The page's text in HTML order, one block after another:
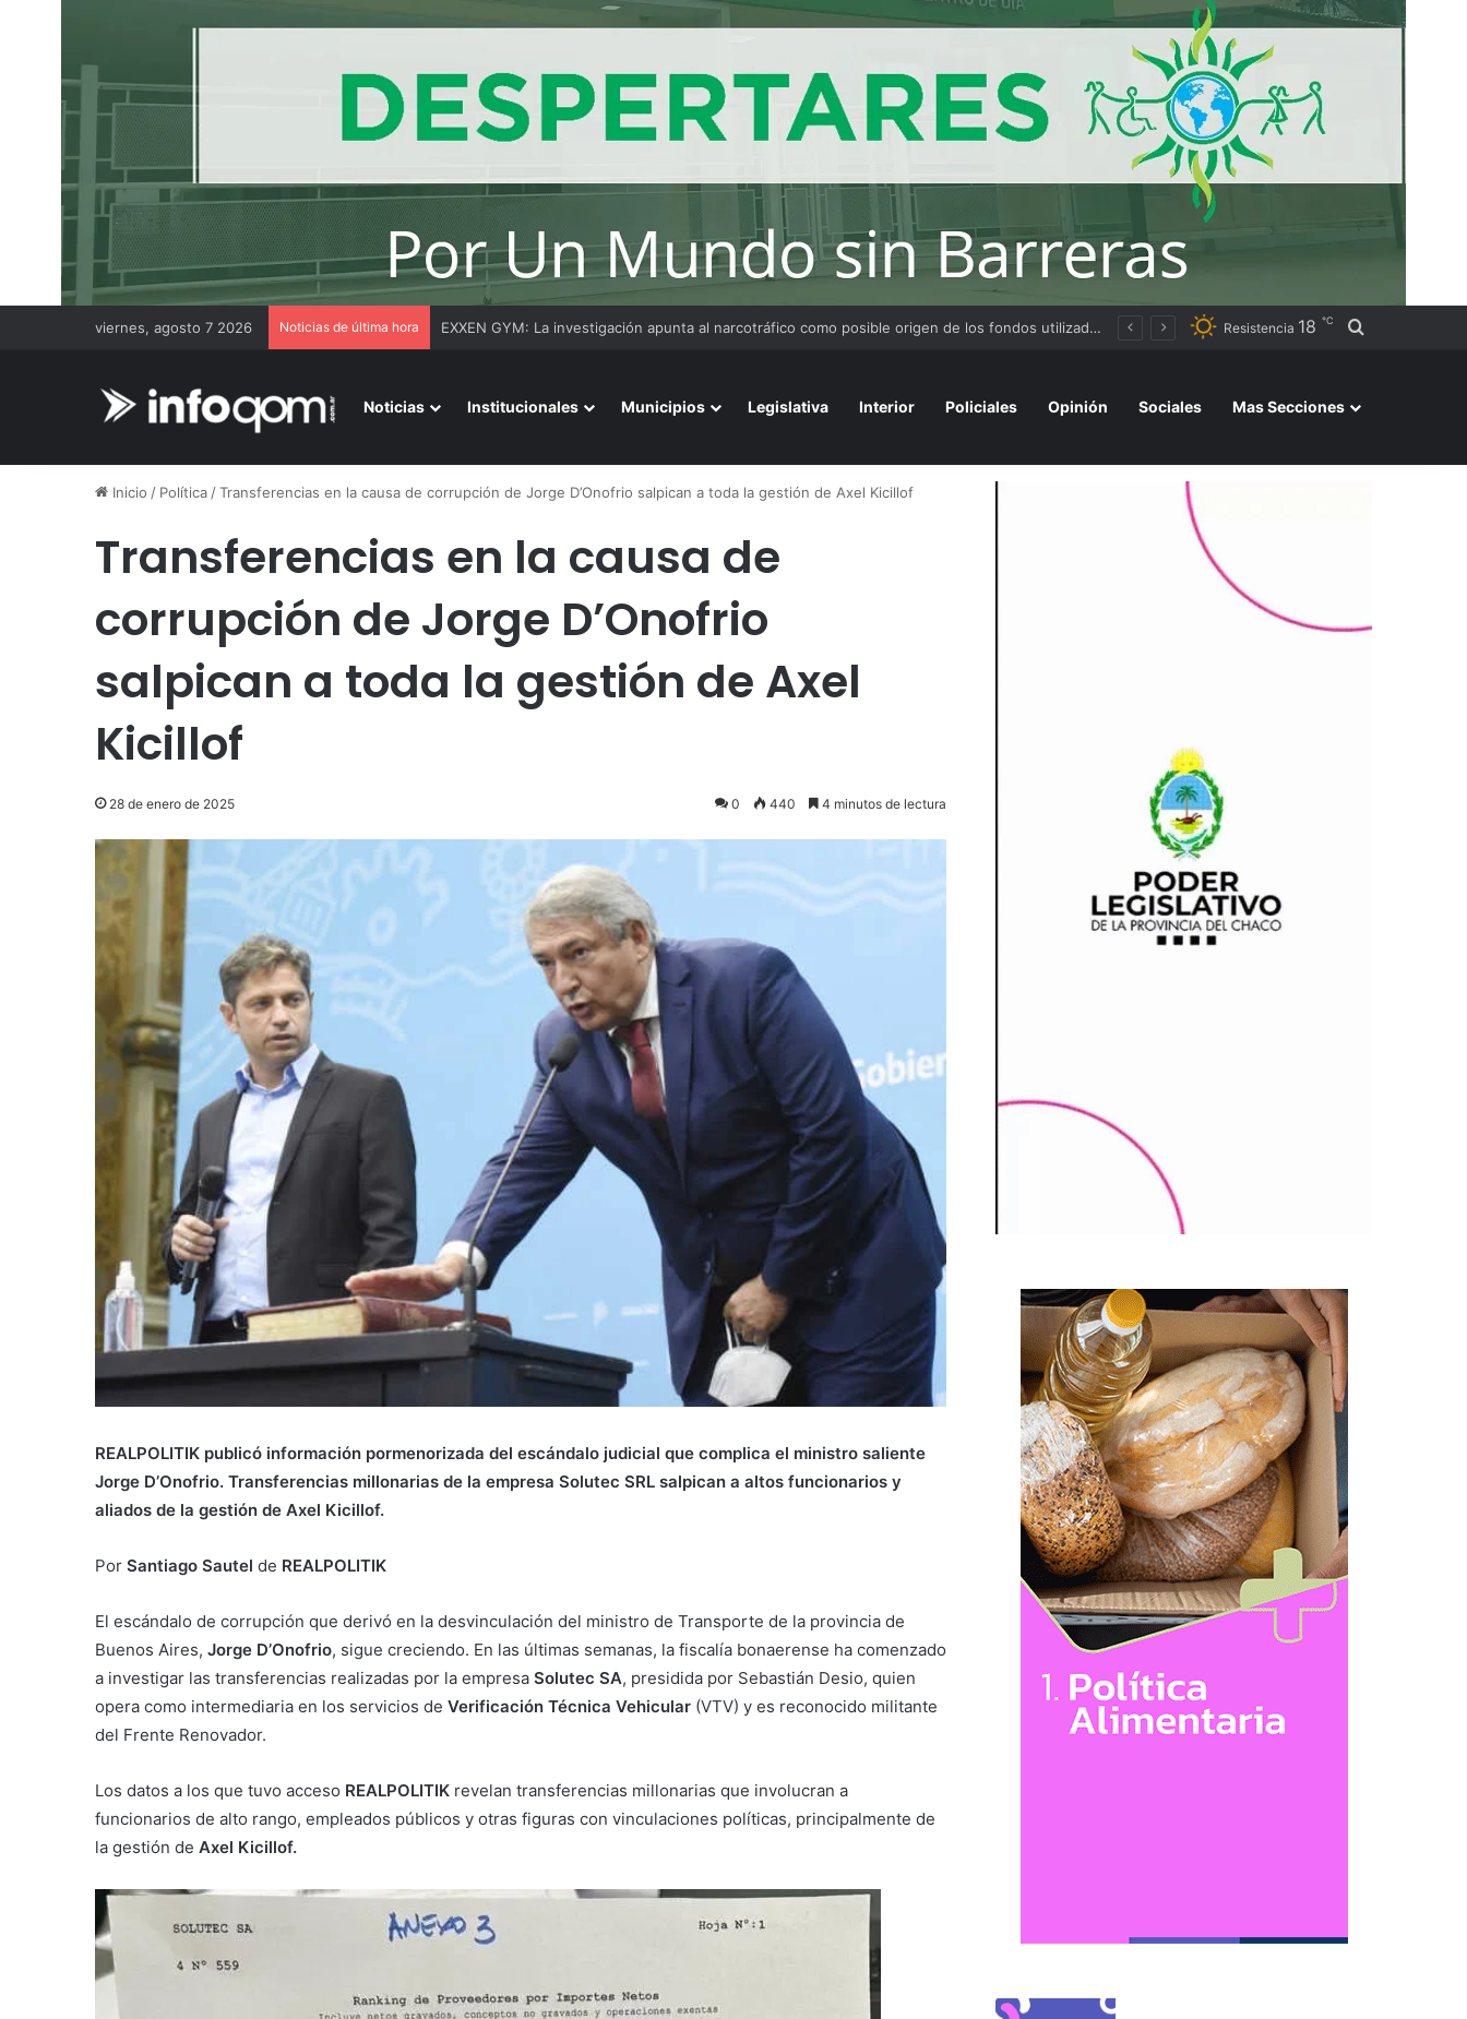
viernes, agosto 7 2026 Noticias de última hora Duro mensaje del arzobispo de Buenos Aires en la misa de San Cayetano Resistencia 18 ℃ Buscar por
Noticias Institucionales Municipios Legislativa Interior Policiales Opinión Sociales Mas Secciones
Inicio / Política /Transferencias en la causa de corrupción de Jorge D’Onofrio salpican a toda la gestión de Axel Kicillof
Transferencias en la causa de
corrupción de Jorge D’Onofrio
salpican a toda la gestión de Axel
Kicillof
28 de enero de 2025 0 440 4 minutos de lectura
REALPOLITIK publicó información pormenorizada del escándalo judicial que complica el ministro saliente
Jorge D’Onofrio. Transferencias millonarias de la empresa Solutec SRL salpican a altos funcionarios y
aliados de la gestión de Axel Kicillof.
Por Santiago Sautel de REALPOLITIK
El escándalo de corrupción que derivó en la desvinculación del ministro de Transporte de la provincia de
Buenos Aires, Jorge D’Onofrio, sigue creciendo. En las últimas semanas, la fiscalía bonaerense ha comenzado
a investigar las transferencias realizadas por la empresa Solutec SA, presidida por Sebastián Desio, quien
opera como intermediaria en los servicios de Verificación Técnica Vehicular (VTV) y es reconocido militante
del Frente Renovador.
Los datos a los que tuvo acceso REALPOLITIK revelan transferencias millonarias que involucran a
funcionarios de alto rango, empleados públicos y otras figuras con vinculaciones políticas, principalmente de
la gestión de Axel Kicillof.